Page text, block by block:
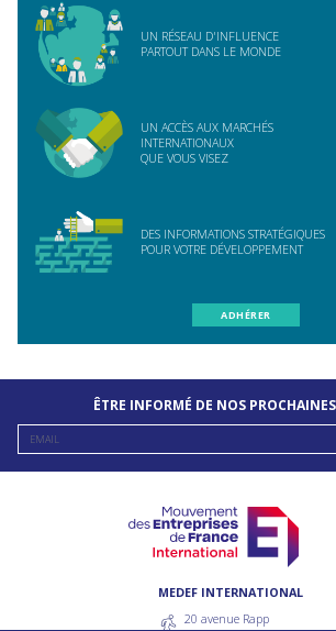
UN RÉSEAU D'INFLUENCE
PARTOUT DANS LE MONDE
UN ACCÈS AUX MARCHÉS
INTERNATIONAUX
QUE VOUS VISEZ
DES INFORMATIONS STRATÉGIQUES
POUR VOTRE DÉVELOPPEMENT
ADHÉRER
ÊTRE INFORMÉ DE NOS
MEDEF INTERNATIONAL
20 avenue Rapp